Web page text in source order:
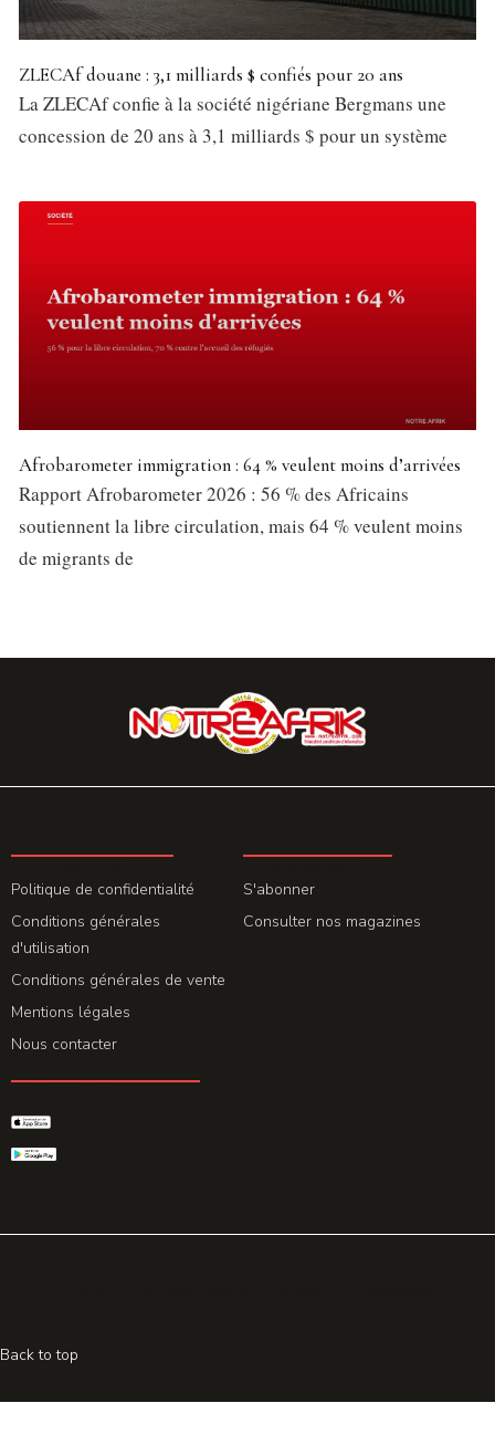
ZLECAf douane : 3,1 milliards $ confiés pour 20 ans
La ZLECAf confie à la société nigériane Bergmans une
concession de 20 ans à 3,1 milliards $ pour un système
Afrobarometer immigration : 64 % veulent moins d’arrivées
Rapport Afrobarometer 2026 : 56 % des Africains
soutiennent la libre circulation, mais 64 % veulent moins
de migrants de
Politique de confidentialité
Conditions générales
d'utilisation
Conditions générales de vente
Mentions légales
Nous contacter
S'abonner
Consulter nos magazines
Back to top